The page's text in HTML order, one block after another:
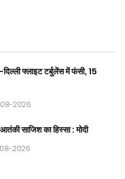
फ्लाइट टर्बुलेंस में फंसी, 15
2026
साजिश का हिस्सा : मोदी
2026